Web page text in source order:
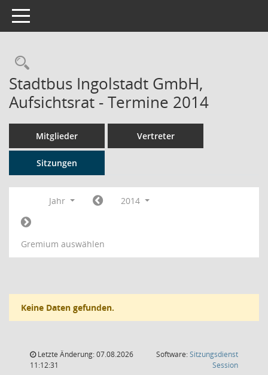
Toggle navigation
Rechercheauswahl
Stadtbus Ingolstadt GmbH,
Aufsichtsrat - Termine 2014
Mitglieder Vertreter
Sitzungen
Jahr 2014
Gremium auswählen
Keine Daten gefunden.
Letzte Änderung: 07.08.2026
11:12:31
Software:Sitzungsdienst
Session(Wird in